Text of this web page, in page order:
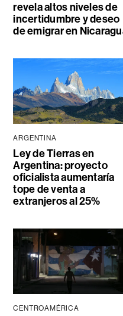
revela altos niveles de
incertidumbre y deseo
de emigrar en
ARGENTINA
Ley de Tierras en
Argentina: proyecto
oficialista aumentaría
tope de venta a
extranjeros al 25%
CENTROAMÉRICA